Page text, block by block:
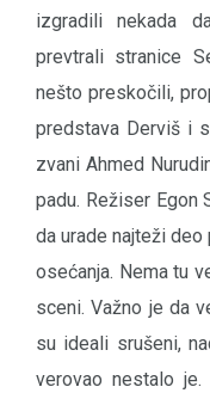
izgradili nekada
prevtrali stranice
nešto preskočili,
predstava Derviš i
zvani Ahmed
padu. Režiser Egon
da urade najteži
osećanja. Nema tu
sceni. Važno je da
su ideali srušeni,
verovao nestalo